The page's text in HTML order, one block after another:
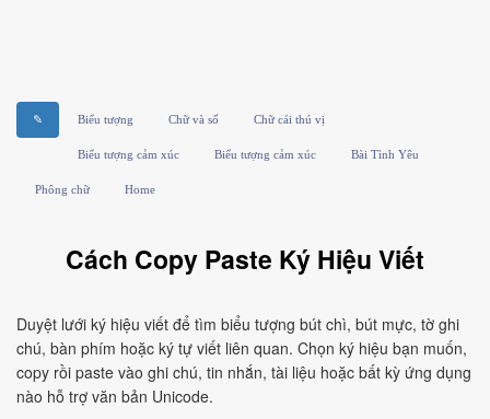
✎ Biểu tượng Chữ và số Chữ cái thú vị
Biểu tượng cảm xúc Biểu tượng cảm xúc Bài Tình Yêu
Phông chữ Home
Cách Copy Paste Ký Hiệu Viết
Duyệt lưới ký hiệu viết để tìm biểu tượng bút chì, bút mực, tờ ghi
chú, bàn phím hoặc ký tự viết liên quan. Chọn ký hiệu bạn muốn,
copy rồi paste vào ghi chú, tin nhắn, tài liệu hoặc bất kỳ ứng dụng
nào hỗ trợ văn bản Unicode.